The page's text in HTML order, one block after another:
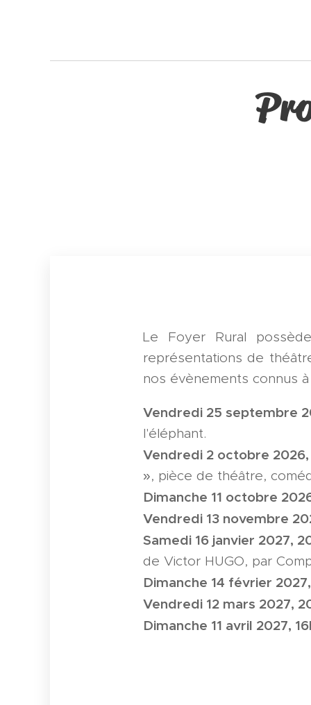
Le Foyer Rural
représentations de
nos évènements connus
Vendredi 25 septembre
l'éléphant.
Vendredi 2 octobre
», pièce de théâtre,
Dimanche 11 octobre
Vendredi 13 novembre
Samedi 16 janvier 2027,
de Victor HUGO, par
Dimanche 14 février
Vendredi 12 mars 2027,
Dimanche 11 avril 2027,